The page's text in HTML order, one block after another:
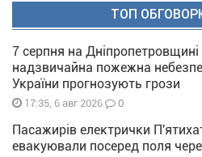
ТОП
7 серпня на
надзвичайна пожежна
України прогнозують грози
17:35, 6 авг 2026 0
Пасажирів електрички
евакуювали посеред поля